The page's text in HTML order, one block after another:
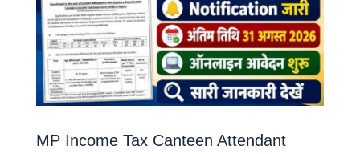
MP Income Tax Canteen Attendant